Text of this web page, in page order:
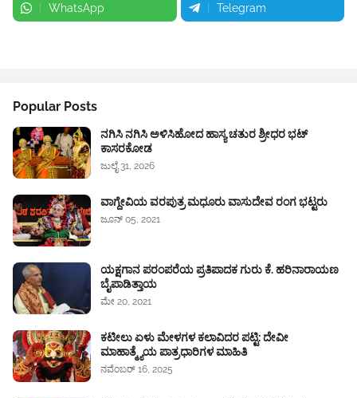
WhatsApp Telegram
Popular Posts
ನಗಿಸಿ ನಗಿಸಿ ಅಳಿಸಿಹೋದ ಹಾಸ್ಯ ಚತುರ ಶ್ರೀಧರ ಭಟ್
ಕಾಸರಕೋಡ
ಜುಲೈ 31, 2026
ವಾಗ್ದೇವಿಯ ವರಪುತ್ರ ಮಧೂರು ವಾಸುದೇವ ರಂಗ ಭಟ್ಟರು
ಜೂನ್ 05, 2021
ಯಕ್ಷಗಾನ ಪರಂಪರೆಯ ಪ್ರತಿಪಾದಕ ಗುರು ಕೆ. ಹರಿನಾರಾಯಣ
ಬೈಪಾಡಿತ್ತಾಯ
ಮೇ 20, 2021
ಕಟೀಲು ಏಳು ಮೇಳಗಳ ಕಲಾವಿದರ ಪಟ್ಟಿ: ದೇವೀ
ಮಾಹಾತ್ಮ್ಯೆಯ ಪಾತ್ರಧಾರಿಗಳ ಮಾಹಿತಿ
ನವೆಂಬರ್ 16, 2025